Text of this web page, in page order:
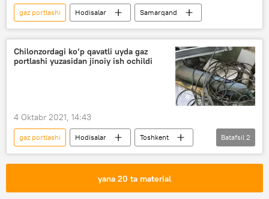
gaz portlashi Hodisalar Samarqand
Chilonzordagi ko‘p qavatli uyda gaz
portlashi yuzasidan jinoiy ish ochildi
4 Oktabr 2021, 14:43
gaz portlashi Hodisalar
Toshkent
IIBB
Chilonzor tumani
Batafsil 2
yana 20 ta material